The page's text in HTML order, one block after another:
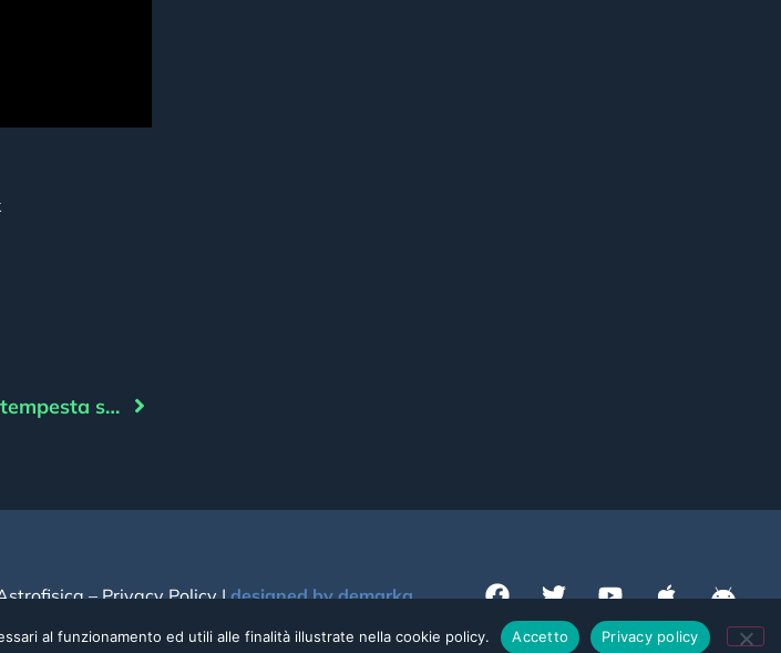
Nel ghiaccio le tracce della tempesta solare più antica
–Privacy Policy|designed by demarka
al funzionamento ed utili alle finalità illustrate nella cookie policy. Accetto Privacy policy